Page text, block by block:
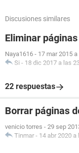
Discusiones similares
Eliminar
Naya1616 - 17 mar 2015
Si - 18 dic 2017 a las
22 respuestas
Borrar páginas
venicio torres - 29 sep
Tinmar - 14 abr 2020 a